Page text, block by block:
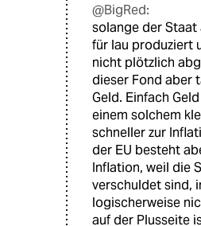
@BigRed:
solange der
für lau produziert
nicht plötzlich
dieser Fond aber
Geld. Einfach
einem solchem
schneller zur
der EU besteht
Inflation, weil die
verschuldet sind,
logischerweise
auf der Plusseite